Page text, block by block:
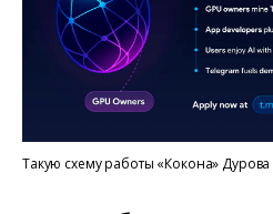
Такую схему работы «Кокона»